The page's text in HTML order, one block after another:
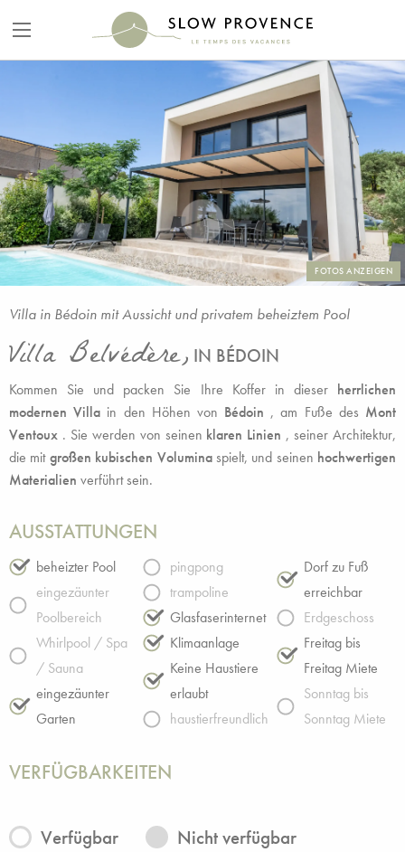
FOTOS ANZEIGEN
Villa in Bédoin mit Aussicht und privatem beheiztem Pool
Villa Belvédère, IN BÉDOIN
Kommen Sie und packen Sie Ihre Koffer in dieser herrlichen
modernen Villa in den Höhen von Bédoin , am Fuße des Mont
Ventoux . Sie werden von seinen klaren Linien , seiner Architektur,
die mitgroßen kubischen Voluminaspielt, und seinen hochwertigen
Materialien verführt sein.
AUSSTATTUNGEN
beheizter Pool
eingezäunter
Poolbereich
Whirlpool / Spa
/ Sauna
eingezäunter
Garten
pingpong
trampoline
Glasfaserinternet
Klimaanlage
Keine Haustiere
erlaubt
haustierfreundlich
Dorf zu Fuß
erreichbar
Erdgeschoss
Freitag bis
Freitag Miete
Sonntag bis
Sonntag Miete
VERFÜGBARKEITEN
Verfügbar Nicht verfügbar